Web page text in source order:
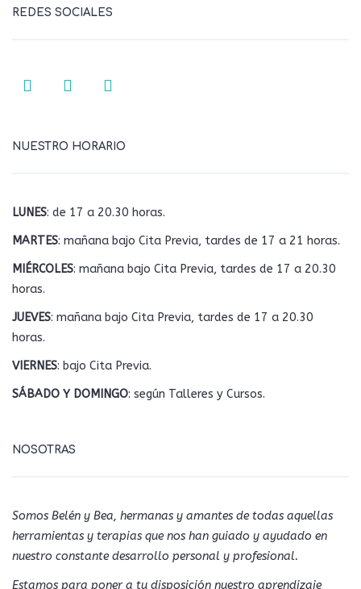
REDES SOCIALES
NUESTRO HORARIO
LUNES: de 17 a 20.30 horas.
MARTES: mañana bajo Cita Previa, tardes de 17 a 21 horas.
MIÉRCOLES: mañana bajo Cita Previa, tardes de 17 a 20.30
horas.
JUEVES: mañana bajo Cita Previa, tardes de 17 a 20.30
horas.
VIERNES: bajo Cita Previa.
SÁBADO Y DOMINGO: según Talleres y Cursos.
NOSOTRAS
Somos Belén y Bea, hermanas y amantes de todas aquellas
herramientas y terapias que nos han guiado y ayudado en
nuestro constante desarrollo personal y profesional.
Estamos para poner a tu disposición nuestro aprendizaje